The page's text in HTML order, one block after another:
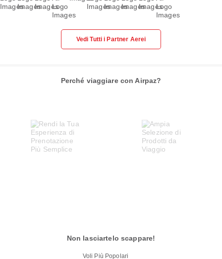
Vedi Tutti i Partner Aerei
Perché viaggiare con Airpaz?
Non lasciartelo scappare!
Voli Più Popolari